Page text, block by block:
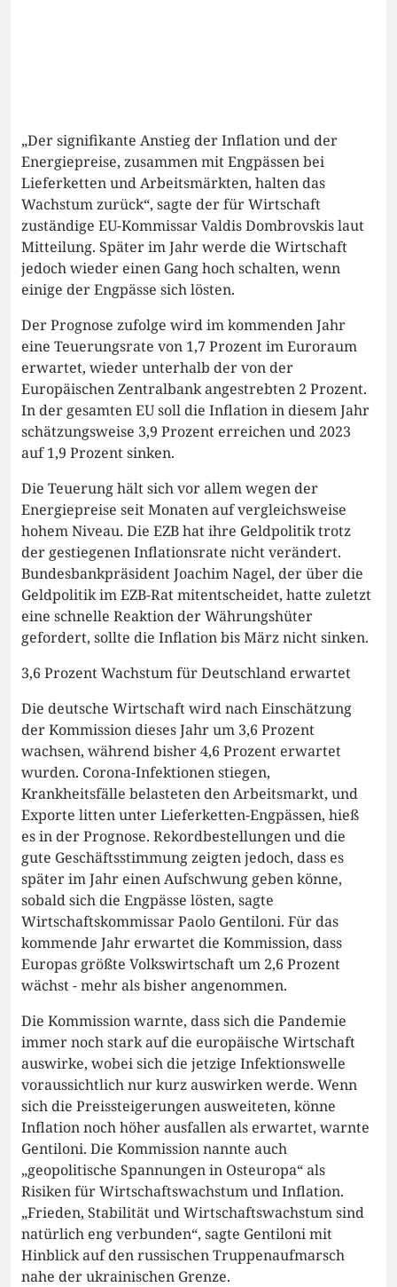
„Der signifikante Anstieg der Inflation und der
Energiepreise, zusammen mit Engpässen bei
Lieferketten und Arbeitsmärkten, halten das
Wachstum zurück“, sagte der für Wirtschaft
zuständige EU-Kommissar Valdis Dombrovskis laut
Mitteilung. Später im Jahr werde die Wirtschaft
jedoch wieder einen Gang hoch schalten, wenn
einige der Engpässe sich lösten.
Der Prognose zufolge wird im kommenden Jahr
eine Teuerungsrate von 1,7 Prozent im Euroraum
erwartet, wieder unterhalb der von der
Europäischen Zentralbank angestrebten 2 Prozent.
In der gesamten EU soll die Inflation in diesem Jahr
schätzungsweise 3,9 Prozent erreichen und 2023
auf 1,9 Prozent sinken.
Die Teuerung hält sich vor allem wegen der
Energiepreise seit Monaten auf vergleichsweise
hohem Niveau. Die EZB hat ihre Geldpolitik trotz
der gestiegenen Inflationsrate nicht verändert.
Bundesbankpräsident Joachim Nagel, der über die
Geldpolitik im EZB-Rat mitentscheidet, hatte zuletzt
eine schnelle Reaktion der Währungshüter
gefordert, sollte die Inflation bis März nicht sinken.
3,6 Prozent Wachstum für Deutschland erwartet
Die deutsche Wirtschaft wird nach Einschätzung
der Kommission dieses Jahr um 3,6 Prozent
wachsen, während bisher 4,6 Prozent erwartet
wurden. Corona-Infektionen stiegen,
Krankheitsfälle belasteten den Arbeitsmarkt, und
Exporte litten unter Lieferketten-Engpässen, hieß
es in der Prognose. Rekordbestellungen und die
gute Geschäftsstimmung zeigten jedoch, dass es
später im Jahr einen Aufschwung geben könne,
sobald sich die Engpässe lösten, sagte
Wirtschaftskommissar Paolo Gentiloni. Für das
kommende Jahr erwartet die Kommission, dass
Europas größte Volkswirtschaft um 2,6 Prozent
wächst - mehr als bisher angenommen.
Die Kommission warnte, dass sich die Pandemie
immer noch stark auf die europäische Wirtschaft
auswirke, wobei sich die jetzige Infektionswelle
voraussichtlich nur kurz auswirken werde. Wenn
sich die Preissteigerungen ausweiteten, könne
Inflation noch höher ausfallen als erwartet, warnte
Gentiloni. Die Kommission nannte auch
„geopolitische Spannungen in Osteuropa“ als
Risiken für Wirtschaftswachstum und Inflation.
„Frieden, Stabilität und Wirtschaftswachstum sind
natürlich eng verbunden“, sagte Gentiloni mit
Hinblick auf den russischen Truppenaufmarsch
nahe der ukrainischen Grenze.